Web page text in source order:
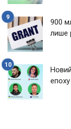
900
лише